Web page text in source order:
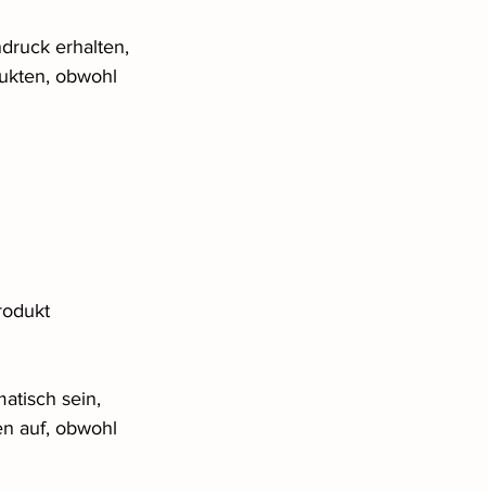
erhalten,
obwohl
sein,
auf, obwohl